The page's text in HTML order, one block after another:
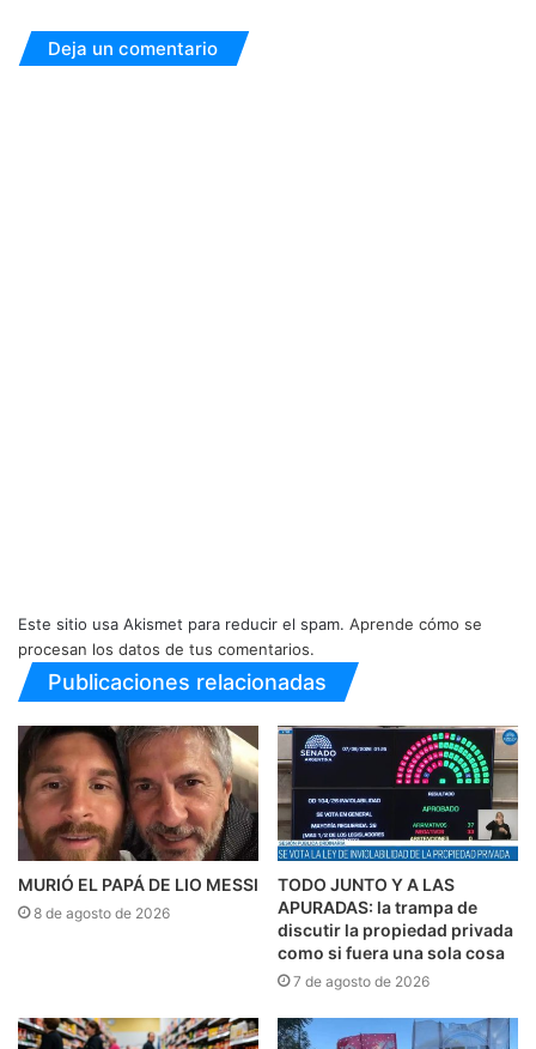
Deja un comentario
Este sitio usa Akismet para reducir el spam. Aprende cómo se
procesan los datos de tus comentarios.
Publicaciones relacionadas
MURIÓ EL PAPÁ DE LIO MESSI
8 de agosto de 2026
TODO JUNTO Y A LAS
APURADAS: la trampa de
discutir la propiedad privada
como si fuera una sola cosa
7 de agosto de 2026